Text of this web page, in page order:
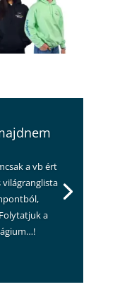
a vb ért
világranglista
a